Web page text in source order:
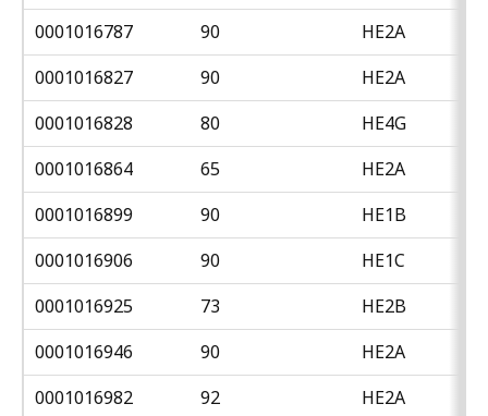
0001016787
90
HE2A
0001016827
90
HE2A
0001016828
80
HE4G
0001016864
65
HE2A
0001016899
90
HE1B
0001016906
90
HE1C
0001016925
73
HE2B
0001016946
90
HE2A
0001016982
92
HE2A